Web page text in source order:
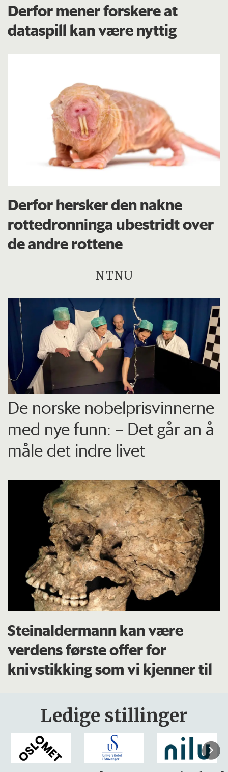
Derfor mener forskere at
dataspill kan være nyttig
Derfor hersker den nakne
rottedronninga ubestridt over
de andre rottene
NTNU
De norske nobelprisvinnerne
med nye funn: – Det går an å
måle det indre livet
Steinaldermann kan være
verdens første offer for
knivstikking som vi kjenner til
Ledige stillinger